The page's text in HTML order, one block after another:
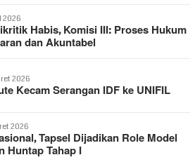
2026
Habis, Komisi III: Proses Hukum
dan Akuntabel
2026
Kecam Serangan IDF ke UNIFIL
2026
Tapsel Dijadikan Role Model
Huntap Tahap I